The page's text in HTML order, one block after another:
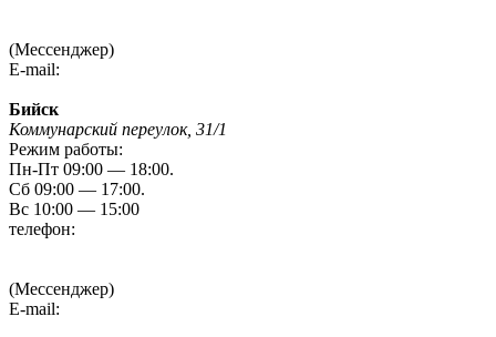
(Мессенджер)
E-mail:
Бийск
Коммунарский переулок, 31/1
Режим работы:
Пн-Пт 09:00 — 18:00.
Сб 09:00 — 17:00.
Вс 10:00 — 15:00
телефон:
(Мессенджер)
E-mail: